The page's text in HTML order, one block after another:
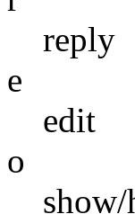
reply
e
edit
o
show/